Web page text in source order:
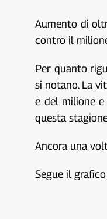
Aumento di
contro il
Per quanto
si notano. La
e del milione
questa
Ancora una
Segue il